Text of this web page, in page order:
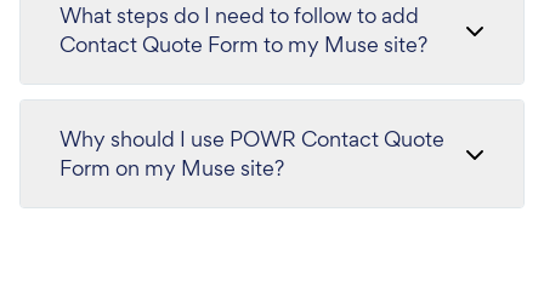
What steps do I need to follow to add
Contact Quote Form to my Muse site?
Why should I use POWR Contact Quote
Form on my Muse site?